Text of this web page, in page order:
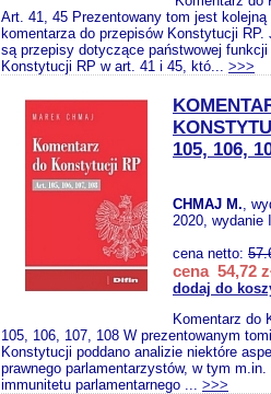
Art. 41, 45 Prezentowany tom jest
komentarza do przepisów Konstytucji RP.
są przepisy dotyczące państwowej
Konstytucji RP w art. 41 i 45, któ... >>>
105, 106,
CHMAJ M.,
2020, wydanie I
cena netto:
cena 54,72
dodaj do
Komentarz do
105, 106, 107, 108 W prezentowanym
Konstytucji poddano analizie niektóre
prawnego parlamentarzystów, w tym
immunitetu parlamentarnego ... >>>